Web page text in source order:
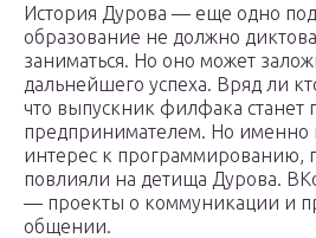
История Дурова — еще одно
образование не должно
заниматься. Но оно может
дальнейшего успеха. Вряд ли
что выпускник филфака станет
предпринимателем. Но именно
интерес к программированию,
повлияли на детища Дурова.
— проекты о коммуникации и
общении.